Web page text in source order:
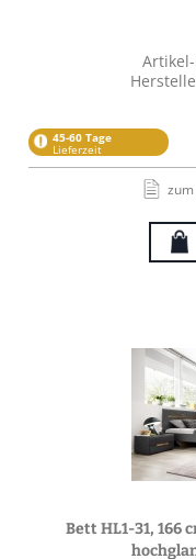
45-60 Tage
Lieferzeit
Bett HL1-31, 166